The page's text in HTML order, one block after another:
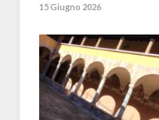
15 Giugno 2026